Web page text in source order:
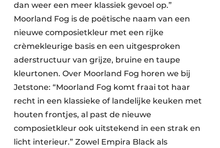
dan weer een meer klassiek gevoel op.”
Moorland Fog is de poëtische naam van een
nieuwe composietkleur met een rijke
crèmekleurige basis en een uitgesproken
aderstructuur van grijze, bruine en taupe
kleurtonen. Over Moorland Fog horen we bij
Jetstone: “Moorland Fog komt fraai tot haar
recht in een klassieke of landelijke keuken met
houten frontjes, al past de nieuwe
composietkleur ook uitstekend in een strak en
licht interieur.” Zowel Empira Black als